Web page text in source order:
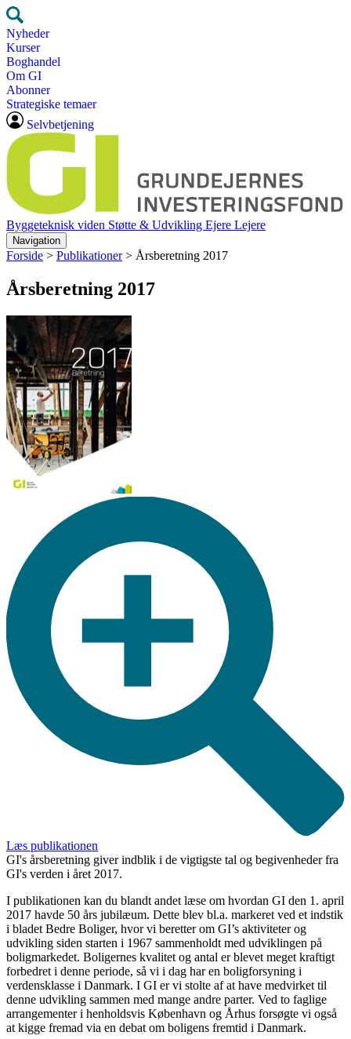
Nyheder
Kurser
Boghandel
Om GI
Abonner
Strategiske temaer
Selvbetjening
Byggeteknisk viden Støtte & Udvikling Ejere Lejere
Navigation
Forside > Publikationer > Årsberetning 2017
Årsberetning 2017
Læs publikationen
GI's årsberetning giver indblik i de vigtigste tal og begivenheder fra
GI's verden i året 2017.
I publikationen kan du blandt andet læse om hvordan GI den 1. april
2017 havde 50 års jubilæum. Dette blev bl.a. markeret ved et indstik
i bladet Bedre Boliger, hvor vi beretter om GI’s aktiviteter og
udvikling siden starten i 1967 sammenholdt med udviklingen på
boligmarkedet. Boligernes kvalitet og antal er blevet meget kraftigt
forbedret i denne periode, så vi i dag har en boligforsyning i
verdensklasse i Danmark. I GI er vi stolte af at have medvirket til
denne udvikling sammen med mange andre parter. Ved to faglige
arrangementer i henholdsvis København og Århus forsøgte vi også
at kigge fremad via en debat om boligens fremtid i Danmark.